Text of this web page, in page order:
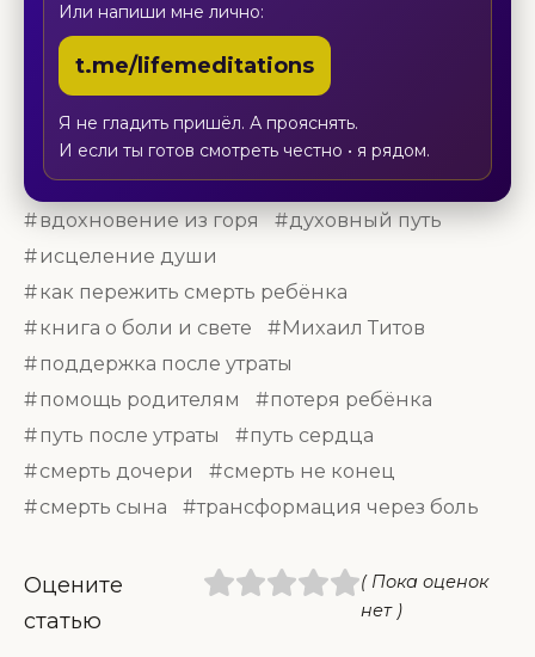
Или напиши мне лично:
t.me/lifemeditations
Я не гладить пришёл. А прояснять.
И если ты готов смотреть честно • я рядом.
вдохновение из горя
духовный путь
исцеление души
как пережить смерть ребёнка
книга о боли и свете
Михаил Титов
поддержка после утраты
помощь родителям
потеря ребёнка
путь после утраты
путь сердца
смерть дочери
смерть не конец
смерть сына
трансформация через боль
Оцените
статью
( Пока оценок
нет )